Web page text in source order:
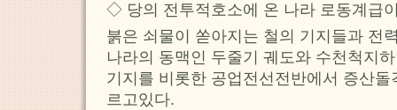
◇ 당의 전투적호소에 온 나라 로동계급
붉은 쇠물이 쏟아지는 철의 기지들과 전
나라의 동맥인 두줄기 궤도와 수천척지
기지를 비롯한 공업전선전반에서 증산
르고있다.